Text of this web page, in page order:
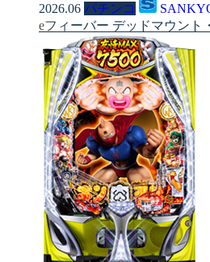
2026.06 パチンコ
eフィーバー デッドマウント